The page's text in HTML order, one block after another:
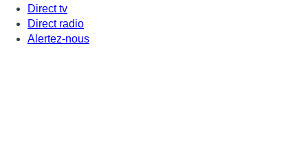
Direct tv
Direct radio
Alertez-nous